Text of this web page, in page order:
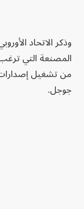
وذكر الاتحاد
المصنعة التي
من تشغيل
جوجل.